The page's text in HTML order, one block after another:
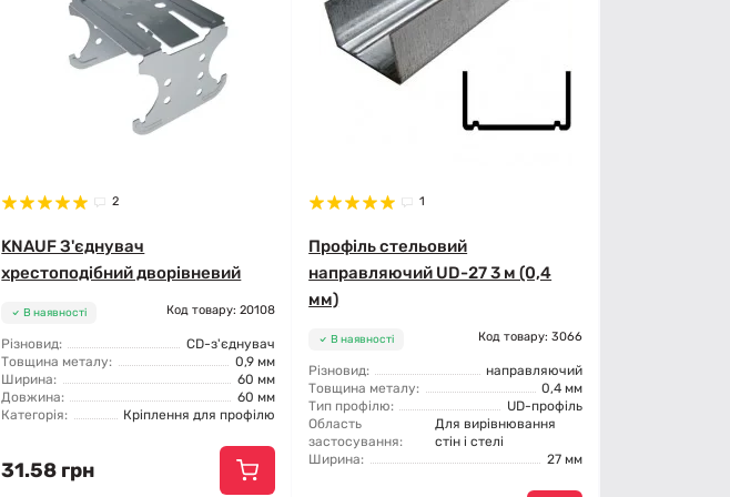
2
KNAUF З'єднувач
хрестоподібний дворівневий
В наявності Код товару: 20108
Різновид:
CD-з'єднувач
Товщина металу:
0,9 мм
Ширина:
60 мм
Довжина:
60 мм
Категорія:
Кріплення для профілю
31.58 грн
1
Профіль стельовий
направляючий UD-27 3 м (0,4
мм)
В наявності Код товару: 3066
Різновид:
направляючий
Товщина металу:
0,4 мм
Тип профілю:
UD-профіль
Область
застосування:
Для вирівнювання
стін і стелі
Ширина:
27 мм